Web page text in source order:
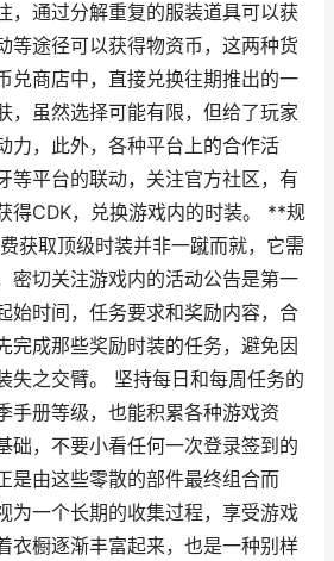
，通过分解重复的服装道具可以获
等途径可以获得物资币，这两种货
兑商店中，直接兑换往期推出的一
，虽然选择可能有限，但给了玩家
力，此外，各种平台上的合作活
等平台的联动，关注官方社区，有
得CDK，兑换游戏内的时装。 **规
获取顶级时装并非一蹴而就，它需
密切关注游戏内的活动公告是第一
始时间，任务要求和奖励内容，合
完成那些奖励时装的任务，避免因
失之交臂。 坚持每日和每周任务的
手册等级，也能积累各种游戏资
础，不要小看任何一次登录签到的
是由这些零散的部件最终组合而
为一个长期的收集过程，享受游戏
衣橱逐渐丰富起来，也是一种别样